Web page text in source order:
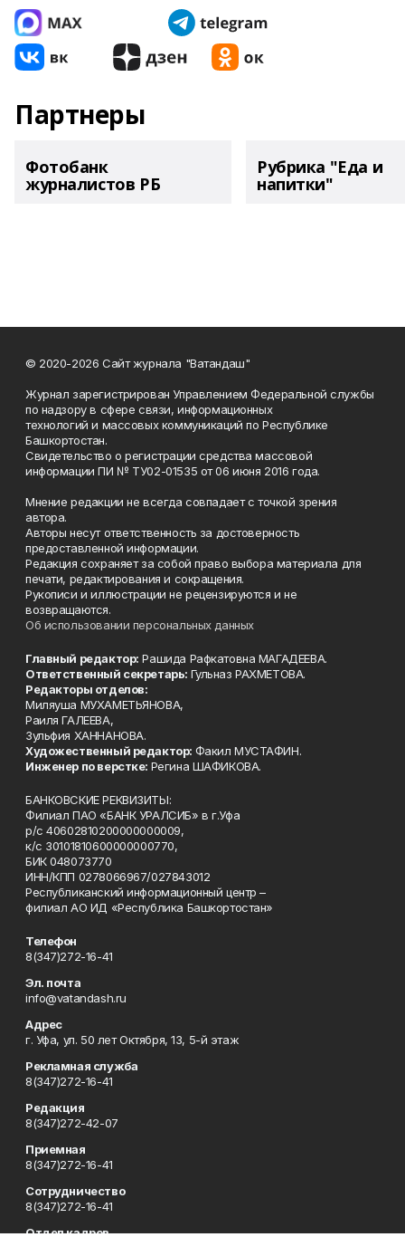
Партнеры
Фотобанк
журналистов РБ
Рубрика "Еда и
напитки"
© 2020-2026 Сайт журнала "Ватандаш"
Журнал зарегистрирован Управлением Федеральной службы
по надзору в сфере связи, информационных
технологий и массовых коммуникаций по Республике
Башкортостан.
Свидетельство о регистрации средства массовой
информации ПИ № ТУ02-01535 от 06 июня 2016 года.
Мнение редакции не всегда совпадает с точкой зрения
автора.
Авторы несут ответственность за достоверность
предоставленной информации.
Редакция сохраняет за собой право выбора материала для
печати, редактирования и сокращения.
Рукописи и иллюстрации не рецензируются и не
возвращаются.
Об использовании персональных данных
Главный редактор: Рашида Рафкатовна МАГАДЕЕВА.
Ответственный секретарь: Гульназ РАХМЕТОВА.
Редакторы отделов:
Миляуша МУХАМЕТЬЯНОВА,
Раиля ГАЛЕЕВА,
Зульфия ХАННАНОВА.
Художественный редактор: Факил МУСТАФИН.
Инженер по верстке: Регина ШАФИКОВА.
БАНКОВСКИЕ РЕКВИЗИТЫ:
Филиал ПАО «БАНК УРАЛСИБ» в г.Уфа
р/с 40602810200000000009,
к/с 30101810600000000770,
БИК 048073770
ИНН/КПП 0278066967/027843012
Республиканский информационный центр –
филиал АО ИД «Республика Башкортостан»
Телефон
8(347)272-16-41
Эл. почта
info@vatandash.ru
Адрес
г. Уфа, ул. 50 лет Октября, 13, 5-й этаж
Рекламная служба
8(347)272-16-41
Редакция
8(347)272-42-07
Приемная
8(347)272-16-41
Сотрудничество
8(347)272-16-41
Отдел кадров